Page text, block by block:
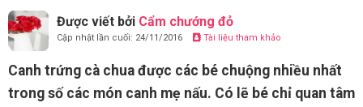
Được viết bởi Cẩm chướng đỏ
Cập nhật lần cuối: 24/11/2016 Tài liệu tham khảo
Canh trứng cà chua được các bé chuộng nhiều nhất
trong số các món canh mẹ nấu. Có lẽ bé chỉ quan tâm